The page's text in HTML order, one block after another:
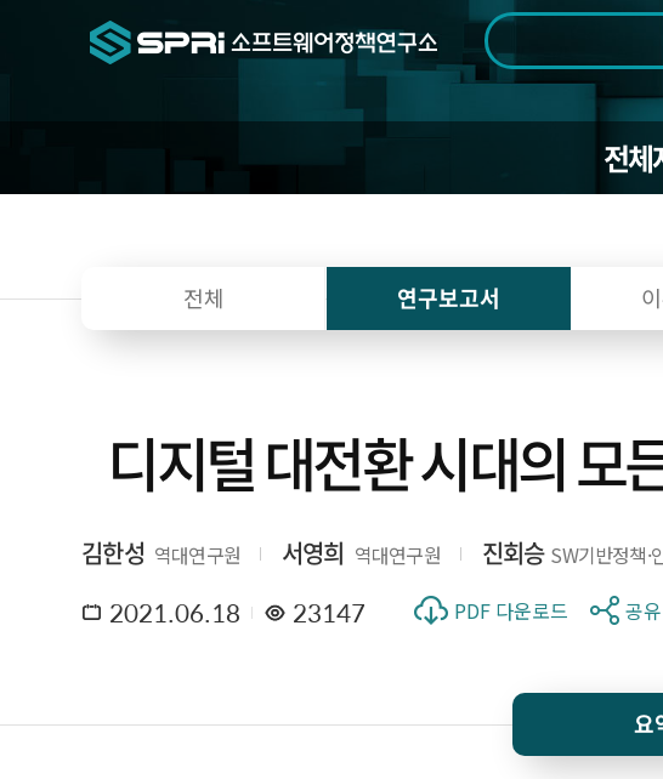
검색범위 전체
기간 전체 1일 1주
전체
전체 연구보고서
디지털 대전환 시대의 모
김한성 역대연구원 서영희 역대연구원 진회승 SW기반정책·
2021.06.18 23147 PDF 다운로드 공
요